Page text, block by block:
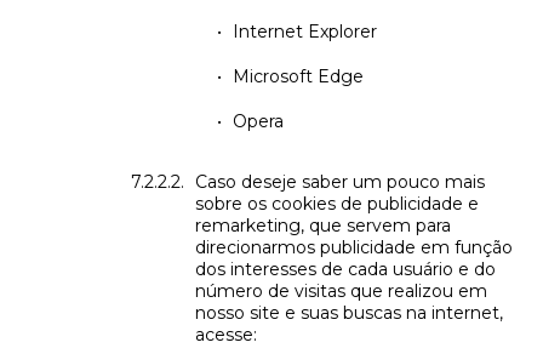
Internet Explorer
Microsoft Edge
Opera
Caso deseje saber um pouco mais
sobre os cookies de publicidade e
remarketing, que servem para
direcionarmos publicidade em função
dos interesses de cada usuário e do
número de visitas que realizou em
nosso site e suas buscas na internet,
acesse: